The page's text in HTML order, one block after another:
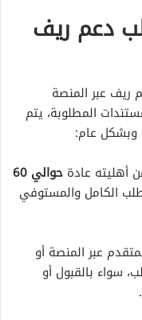
دعم ريف
ريف عبر المنصة
المطلوبة، يتم
وبشكل عام:
أهليته عادة
حوالي 60
الكامل والمستوفي
عبر المنصة أو
سواء بالقبول أو